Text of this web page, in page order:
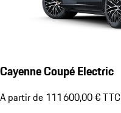
Cayenne Coupé Electric
A partir de 111 600,00 € TTC